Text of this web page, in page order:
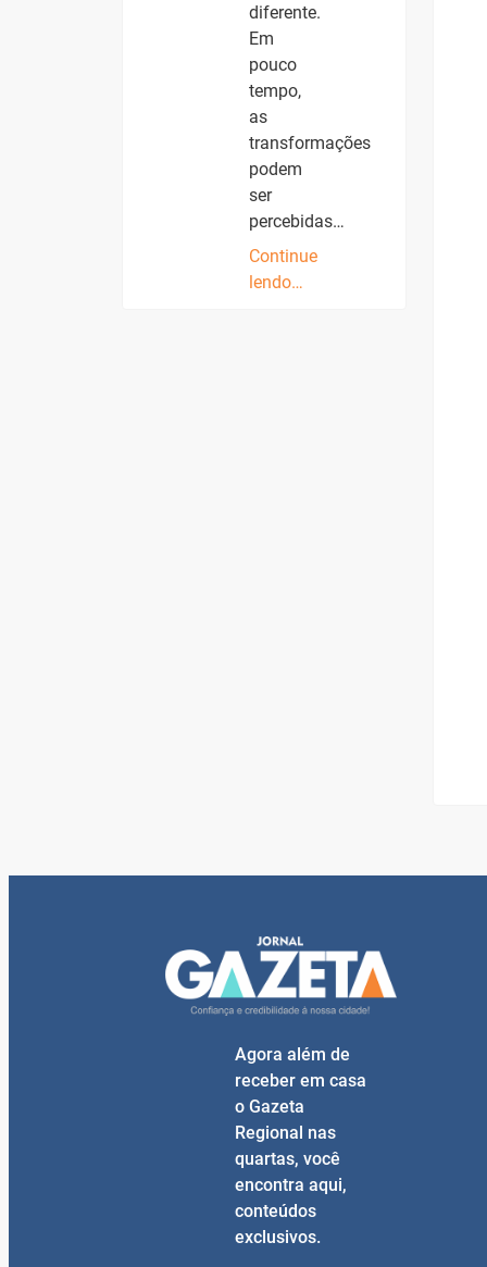
diferente.
Em
pouco
tempo,
as
transformações
podem
ser
percebidas…
Continue
lendo…
Agora além de
receber em casa
o Gazeta
Regional nas
quartas, você
encontra aqui,
conteúdos
exclusivos.